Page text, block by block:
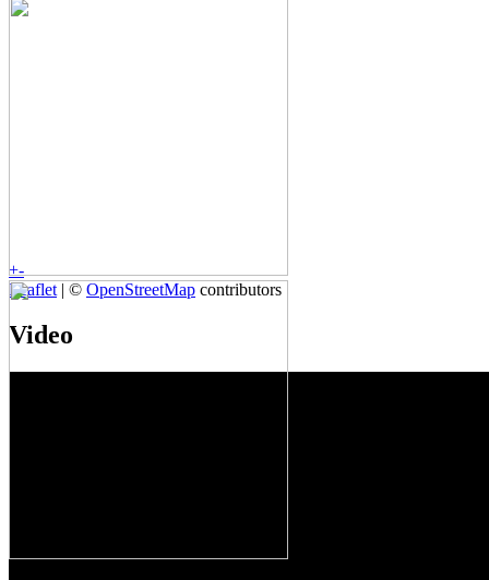
+-
Leaflet | © OpenStreetMap contributors
Video